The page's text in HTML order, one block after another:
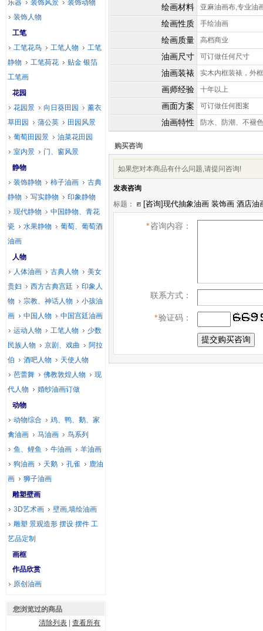
绘画材料 亚麻油画布,专业油
绘画性质 手绘油画
绘画质量 高档商业
油画尺寸 可订做任何尺寸
油画装裱 实木内框装裱，外
画师经验 十年以上
画面方案 可订做任何图案
油画特性 防水、防潮、不褪色
购买咨询
如果您对本商品有什么问题,请提问咨询!
发表咨询
标题：
*咨询内容：
联系方式：
*验证码：
乐器 装饰风景
装饰动物
装饰人物
工笔
工笔花鸟
工笔人物
工笔
静物
工笔荷花
贴金 银箔
工笔画
花园
花园景
向日葵田园
薰衣
草田园
蒲公英
田园风景
葡萄田园景
油菜花田园
室内景
门、窗风景
静物
装饰静物
柿子油画
古典
静物
写实静物
印象静物
现代静物
中国静物、青花
瓷
水果静物
葡萄、葡萄酒
油画
人物
人体油画
古典人物
美女
贵妇
西方古典宫廷
印象人
物
宗教、神话人物
小孩油
画
中国人物
中国宫廷油画
运动人物
工笔人物
少数
民族人物
京剧、戏曲
阿拉
伯
酒吧人物
天使人物
芭蕾舞
佛教敦煌人物
现
代人物
婚纱油画订做
动物
动物综合
鸡、鸭、鹅、家
禽油画
马油画
鸟系列
鱼、鲤鱼
牛油画
羊油画
狗油画
天鹅 孔雀
鹿油
画
狮子油画
雕塑壁画
3D艺术画
壁画,墙绘油画
雕塑 景观造形 摆设 摆件 工
艺品定制
画框
作品欣赏
原创油画
您浏览过的商品
清除列表 |查看所有